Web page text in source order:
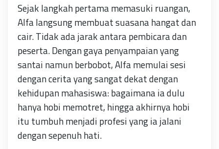
Sejak langkah pertama memasuki ruangan,
Alfa langsung membuat suasana hangat dan
cair. Tidak ada jarak antara pembicara dan
peserta. Dengan gaya penyampaian yang
santai namun berbobot, Alfa memulai sesi
dengan cerita yang sangat dekat dengan
kehidupan mahasiswa: bagaimana ia dulu
hanya hobi memotret, hingga akhirnya hobi
itu tumbuh menjadi profesi yang ia jalani
dengan sepenuh hati.